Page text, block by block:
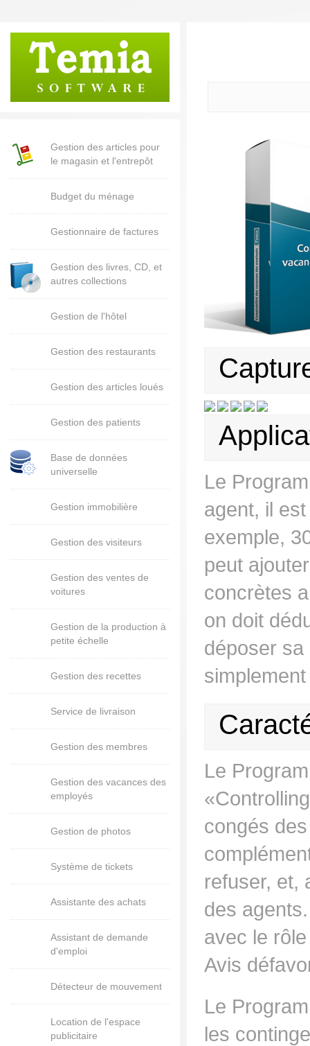
Gestion des articles pour
le magasin et l'entrepôt
Budget du ménage
Gestionnaire de factures
Gestion des livres, CD, et
autres collections
Gestion de l'hôtel
Gestion des restaurants
Gestion des articles loués
Gestion des patients
Base de données
universelle
Gestion immobilière
Gestion des visiteurs
Gestion des ventes de
voitures
Gestion de la production à
petite échelle
Gestion des recettes
Service de livraison
Gestion des membres
Gestion des vacances des
employés
Gestion de photos
Système de tickets
Assistante des achats
Assistant de demande
d'emploi
Détecteur de mouvement
Location de l'espace
publicitaire
Le
agent, il
exemple,
peut
concrètes
on doit
déposer sa
Le
congés
refuser, et,
des
avec le
Avis
Le
les